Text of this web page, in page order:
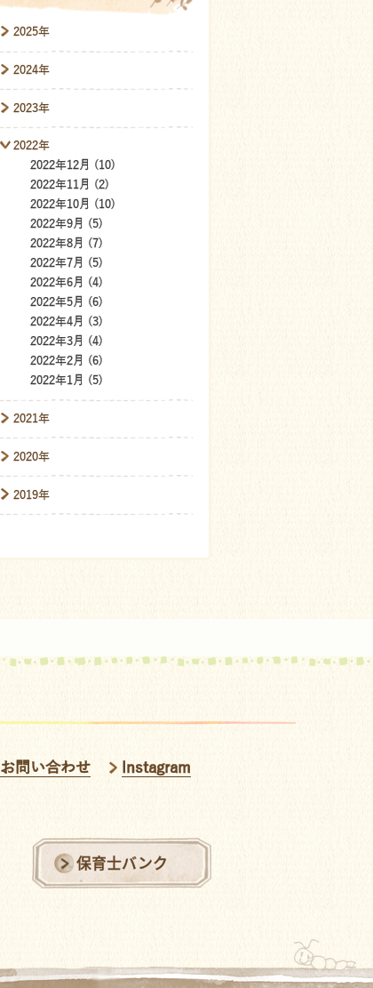
2025年
2024年
2023年
2022年
2022年12月 (10)
2022年11月 (2)
2022年10月 (10)
2022年9月 (5)
2022年8月 (7)
2022年7月 (5)
2022年6月 (4)
2022年5月 (6)
2022年4月 (3)
2022年3月 (4)
2022年2月 (6)
2022年1月 (5)
2021年
2020年
2019年
お問い合わせ Instagram
保育士バンク